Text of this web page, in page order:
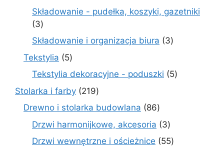
produktów
Składowanie - pudełka, koszyki, gazetniki
33
produkty
Składowanie i organizacja biura 33
Tekstylia 55
produktów
Tekstylia dekoracyjne - poduszki 55
Stolarka i farby 219219
produktów
Drewno i stolarka budowlana 8686
produktów
Drzwi harmonijkowe, akcesoria 33
produkty
Drzwi wewnętrzne i ościeżnice 5555